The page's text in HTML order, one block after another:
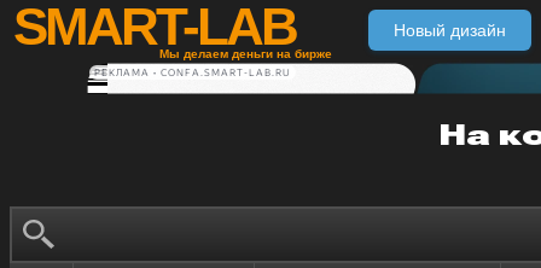
SMART-LAB
Мы делаем деньги на бирже
Новый дизайн
РЕКЛАМА • CONFA.SMART-LAB.RU